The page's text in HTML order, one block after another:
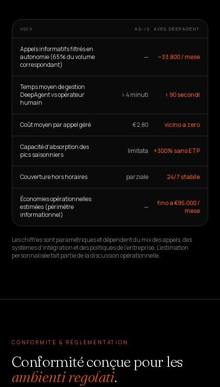
VOIX AS-IS AVEC DEEPAGENT
Appels informatifs filtrés en
autonomie (65% du volume
correspondant)
— ~33.800 / mese
Temps moyen de gestion
DeepAgent vs opérateur
humain
> 4 minuti < 90 secondi
Coût moyen par appel géré €2,80 vicino a zero
Capacité d'absorption des
pics saisonniers
limitata +300% sans ETP
Couverture hors horaires parziale 24/7 stabile
Économies opérationnelles
estimées (périmètre
informationnel)
—
fino a €95.000 /
mese
Les chiffres sont paramétriques et dépendent du mix des appels, des
systèmes d'intégration et des politiques de l'entreprise. L'estimation
personnalisée fait partie de la discussion opérationnelle.
CONFORMITÉ & RÉGLEMENTATION
Conformité conçue pour les
ambienti regolati.